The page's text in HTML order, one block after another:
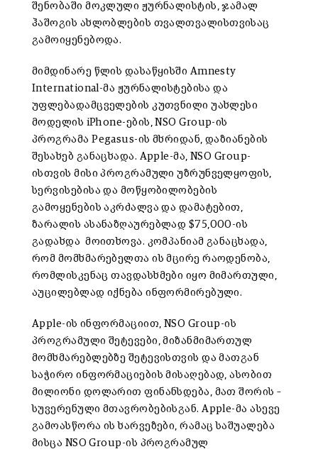
შენობაში მოკლული ჟურნალისტის, ჯამალ
ჰაშოგის ახლობლების თვალთვალისთვისაც
გამოიყენებოდა.
მიმდინარე წლის დასაწყისში Amnesty
International-მა ჟურნალისტებისა და
უფლებადამცველების კუთვნილი უახლესი
მოდელის iPhone-ების, NSO Group-ის
პროგრამა Pegasus-ის მხრიდან, დაზიანების
შესახებ განაცხადა. Apple-მა, NSO Group-
ისთვის მისი პროგრამული უზრუნველყოფის,
სერვისებისა და მოწყობილობების
გამოყენების აკრძალვა და დამატებით,
ზარალის ასანაზღაურებლად $75,000-ის
გადახდა მოითხოვა. კომპანიამ განაცხადა,
რომ მომხმარებელთა ის მცირე რაოდენობა,
რომლისკენაც თავდასხმები იყო მიმართული,
აუცილებლად იქნება ინფორმირებული.
Apple-ის ინფორმაციით, NSO Group-ის
პროგრამული შეტევები, მიზანმიმართულ
მომხმარებლებზე შეტევისთვის და მათგან
საჭირო ინფორმაციების მისაღებად, ასობით
მილიონი დოლარით ფინანსდება, მათ შორის –
სუვერენული მთავრობებისგან. Apple-მა ასევე
გამოასწორა ის ხარვეზები, რამაც საშუალება
მისცა NSO Group-ის პროგრამულ